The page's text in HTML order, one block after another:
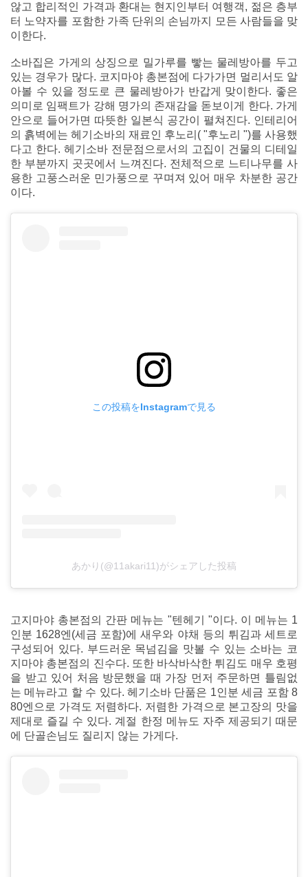
않고 합리적인 가격과 환대는 현지인부터 여행객, 젊은 층부
터 노약자를 포함한 가족 단위의 손님까지 모든 사람들을 맞
이한다.
소바집은 가게의 상징으로 밀가루를 빻는 물레방아를 두고
있는 경우가 많다. 코지마야 총본점에 다가가면 멀리서도 알
아볼 수 있을 정도로 큰 물레방아가 반갑게 맞이한다. 좋은
의미로 임팩트가 강해 명가의 존재감을 돋보이게 한다. 가게
안으로 들어가면 따뜻한 일본식 공간이 펼쳐진다. 인테리어
의 흙벽에는 헤기소바의 재료인 후노리( "후노리 ")를 사용했
다고 한다. 헤기소바 전문점으로서의 고집이 건물의 디테일
한 부분까지 곳곳에서 느껴진다. 전체적으로 느티나무를 사
용한 고풍스러운 민가풍으로 꾸며져 있어 매우 차분한 공간
이다.
この投稿をInstagramで見る
あかり(@11akari11)がシェアした投稿
고지마야 총본점의 간판 메뉴는 "텐헤기 "이다. 이 메뉴는 1
인분 1628엔(세금 포함)에 새우와 야채 등의 튀김과 세트로
구성되어 있다. 부드러운 목넘김을 맛볼 수 있는 소바는 코
지마야 총본점의 진수다. 또한 바삭바삭한 튀김도 매우 호평
을 받고 있어 처음 방문했을 때 가장 먼저 주문하면 틀림없
는 메뉴라고 할 수 있다. 헤기소바 단품은 1인분 세금 포함 8
80엔으로 가격도 저렴하다. 저렴한 가격으로 본고장의 맛을
제대로 즐길 수 있다. 계절 한정 메뉴도 자주 제공되기 때문
에 단골손님도 질리지 않는 가게다.